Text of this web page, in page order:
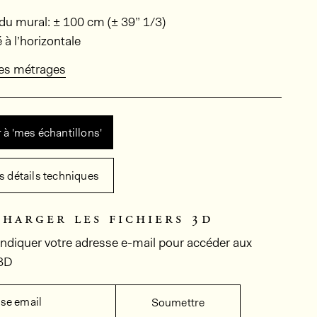
mural: ± 100 cm (± 39” 1/3)
à l’horizontale
métrages
à 'mes échantillons'
détails techniques
les fichiers 3d
votre adresse e-mail pour accéder aux
email Soumettre